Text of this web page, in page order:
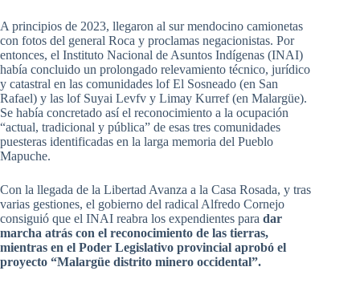
A principios de 2023, llegaron al sur mendocino camionetas
con fotos del general Roca y proclamas negacionistas. Por
entonces, el Instituto Nacional de Asuntos Indígenas (INAI)
había concluido un prolongado relevamiento técnico, jurídico
y catastral en las comunidades lof El Sosneado (en San
Rafael) y las lof Suyai Levfv y Limay Kurref (en Malargüe).
Se había concretado así el reconocimiento a la ocupación
“actual, tradicional y pública” de esas tres comunidades
puesteras identificadas en la larga memoria del Pueblo
Mapuche.
Con la llegada de la Libertad Avanza a la Casa Rosada, y tras
varias gestiones, el gobierno del radical Alfredo Cornejo
consiguió que el INAI reabra los expendientes para dar
marcha atrás con el reconocimiento de las tierras,
mientras en el Poder Legislativo provincial aprobó el
proyecto “Malargüe distrito minero occidental”.